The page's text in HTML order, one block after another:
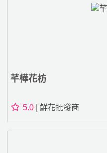
芊樺花枋
5.0 | 鮮花批發商